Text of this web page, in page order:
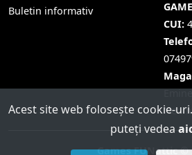
Buletin informativ
CUI:
Games FUNattic ©
Acest site web folosește cookie-
puteți vedea